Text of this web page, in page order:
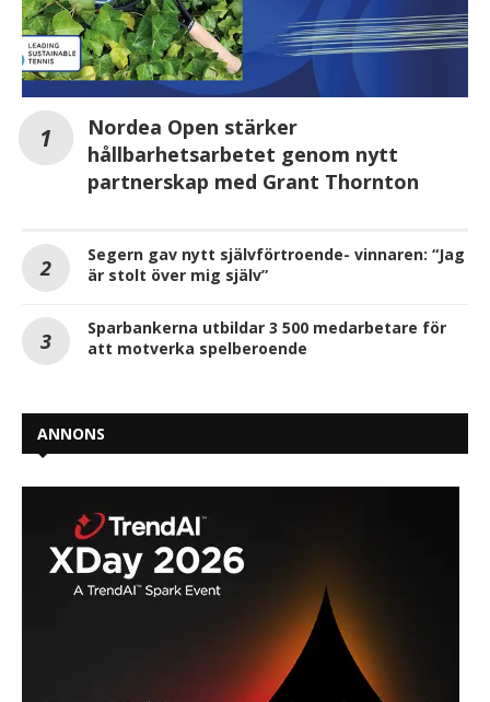
Nordea Open stärker
hållbarhetsarbetet genom nytt
partnerskap med Grant Thornton
Segern gav nytt självförtroende- vinnaren: “Jag
är stolt över mig själv”
Sparbankerna utbildar 3 500 medarbetare för
att motverka spelberoende
ANNONS